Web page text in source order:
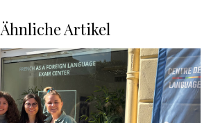
Ähnliche Artikel